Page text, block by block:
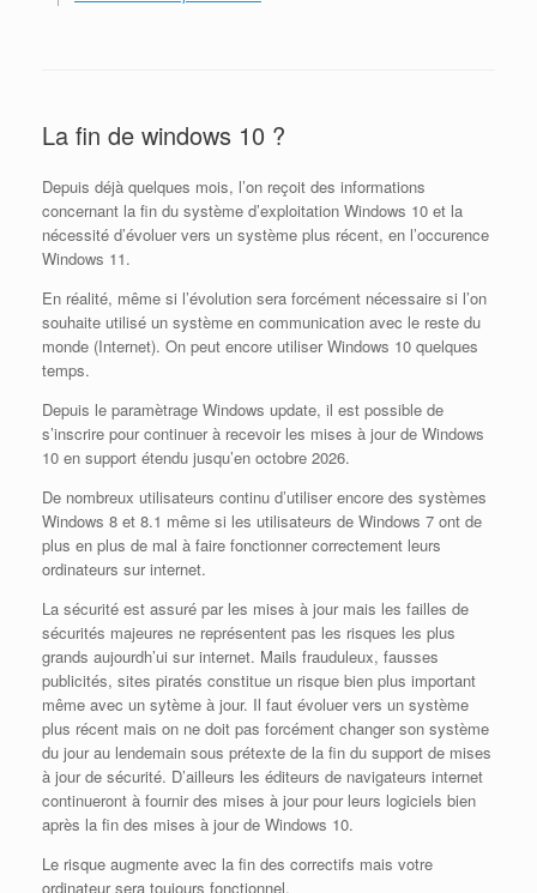
La fin de windows 10 ?
Depuis déjà quelques mois, l’on reçoit des informations
concernant la fin du système d’exploitation Windows 10 et la
nécessité d’évoluer vers un système plus récent, en l’occurence
Windows 11.
En réalité, même si l’évolution sera forcément nécessaire si l’on
souhaite utilisé un système en communication avec le reste du
monde (Internet). On peut encore utiliser Windows 10 quelques
temps.
Depuis le paramètrage Windows update, il est possible de
s’inscrire pour continuer à recevoir les mises à jour de Windows
10 en support étendu jusqu’en octobre 2026.
De nombreux utilisateurs continu d’utiliser encore des systèmes
Windows 8 et 8.1 même si les utilisateurs de Windows 7 ont de
plus en plus de mal à faire fonctionner correctement leurs
ordinateurs sur internet.
La sécurité est assuré par les mises à jour mais les failles de
sécurités majeures ne représentent pas les risques les plus
grands aujourdh’ui sur internet. Mails frauduleux, fausses
publicités, sites piratés constitue un risque bien plus important
même avec un sytème à jour. Il faut évoluer vers un système
plus récent mais on ne doit pas forcément changer son système
du jour au lendemain sous prétexte de la fin du support de mises
à jour de sécurité. D’ailleurs les éditeurs de navigateurs internet
continueront à fournir des mises à jour pour leurs logiciels bien
après la fin des mises à jour de Windows 10.
Le risque augmente avec la fin des correctifs mais votre
ordinateur sera toujours fonctionnel.